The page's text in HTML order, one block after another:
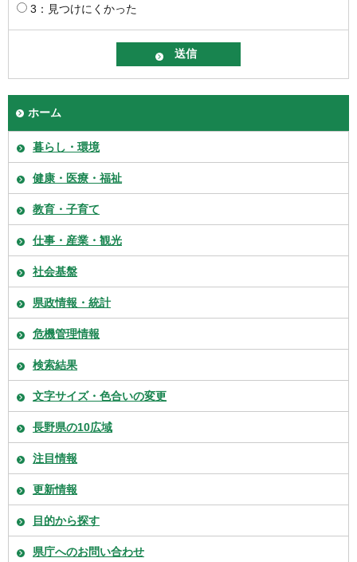
3：見つけにくかった
ホーム
暮らし・環境
健康・医療・福祉
教育・子育て
仕事・産業・観光
社会基盤
県政情報・統計
危機管理情報
検索結果
文字サイズ・色合いの変更
長野県の10広域
注目情報
更新情報
目的から探す
県庁へのお問い合わせ